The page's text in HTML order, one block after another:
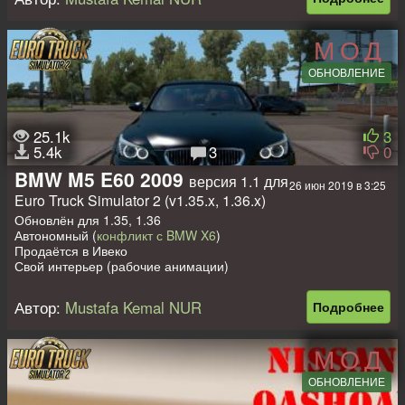
Автор: Mustafa Kemal NUR
Пассажирский мод для ATS
Оба прицепа можно ставить одновременно (с прицепами не
тестировался)
Дом на колёсах для 1.32 - 1.36 здесь
Легковой прицеп в собственность для 1.32 - 1.36 можно взять
здесь
МОД
ОБНОВЛЕНИЕ
25.1k
5.4k 3
3
0
26 июн 2019 в 3:25
BMW M5 E60 2009 версия 1.1 для
Euro Truck Simulator 2 (v1.35.x, 1.36.x)
Обновлён для 1.35, 1.36
Автономный (конфликт с BMW X6)
Продаётся в Ивеко
Свой интерьер (рабочие анимации)
Своя лайтмаска
С прицепом не тестировался
Мод на пассажиров
Подробнее
Автор: Mustafa Kemal NUR
МОД
ОБНОВЛЕНИЕ